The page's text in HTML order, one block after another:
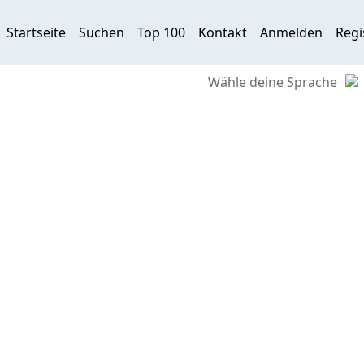
Startseite Suchen Top 100 Kontakt Anmelden
Wähle deine Sprache